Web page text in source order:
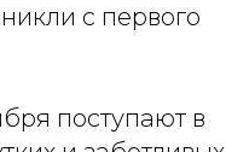
с первого
поступают в